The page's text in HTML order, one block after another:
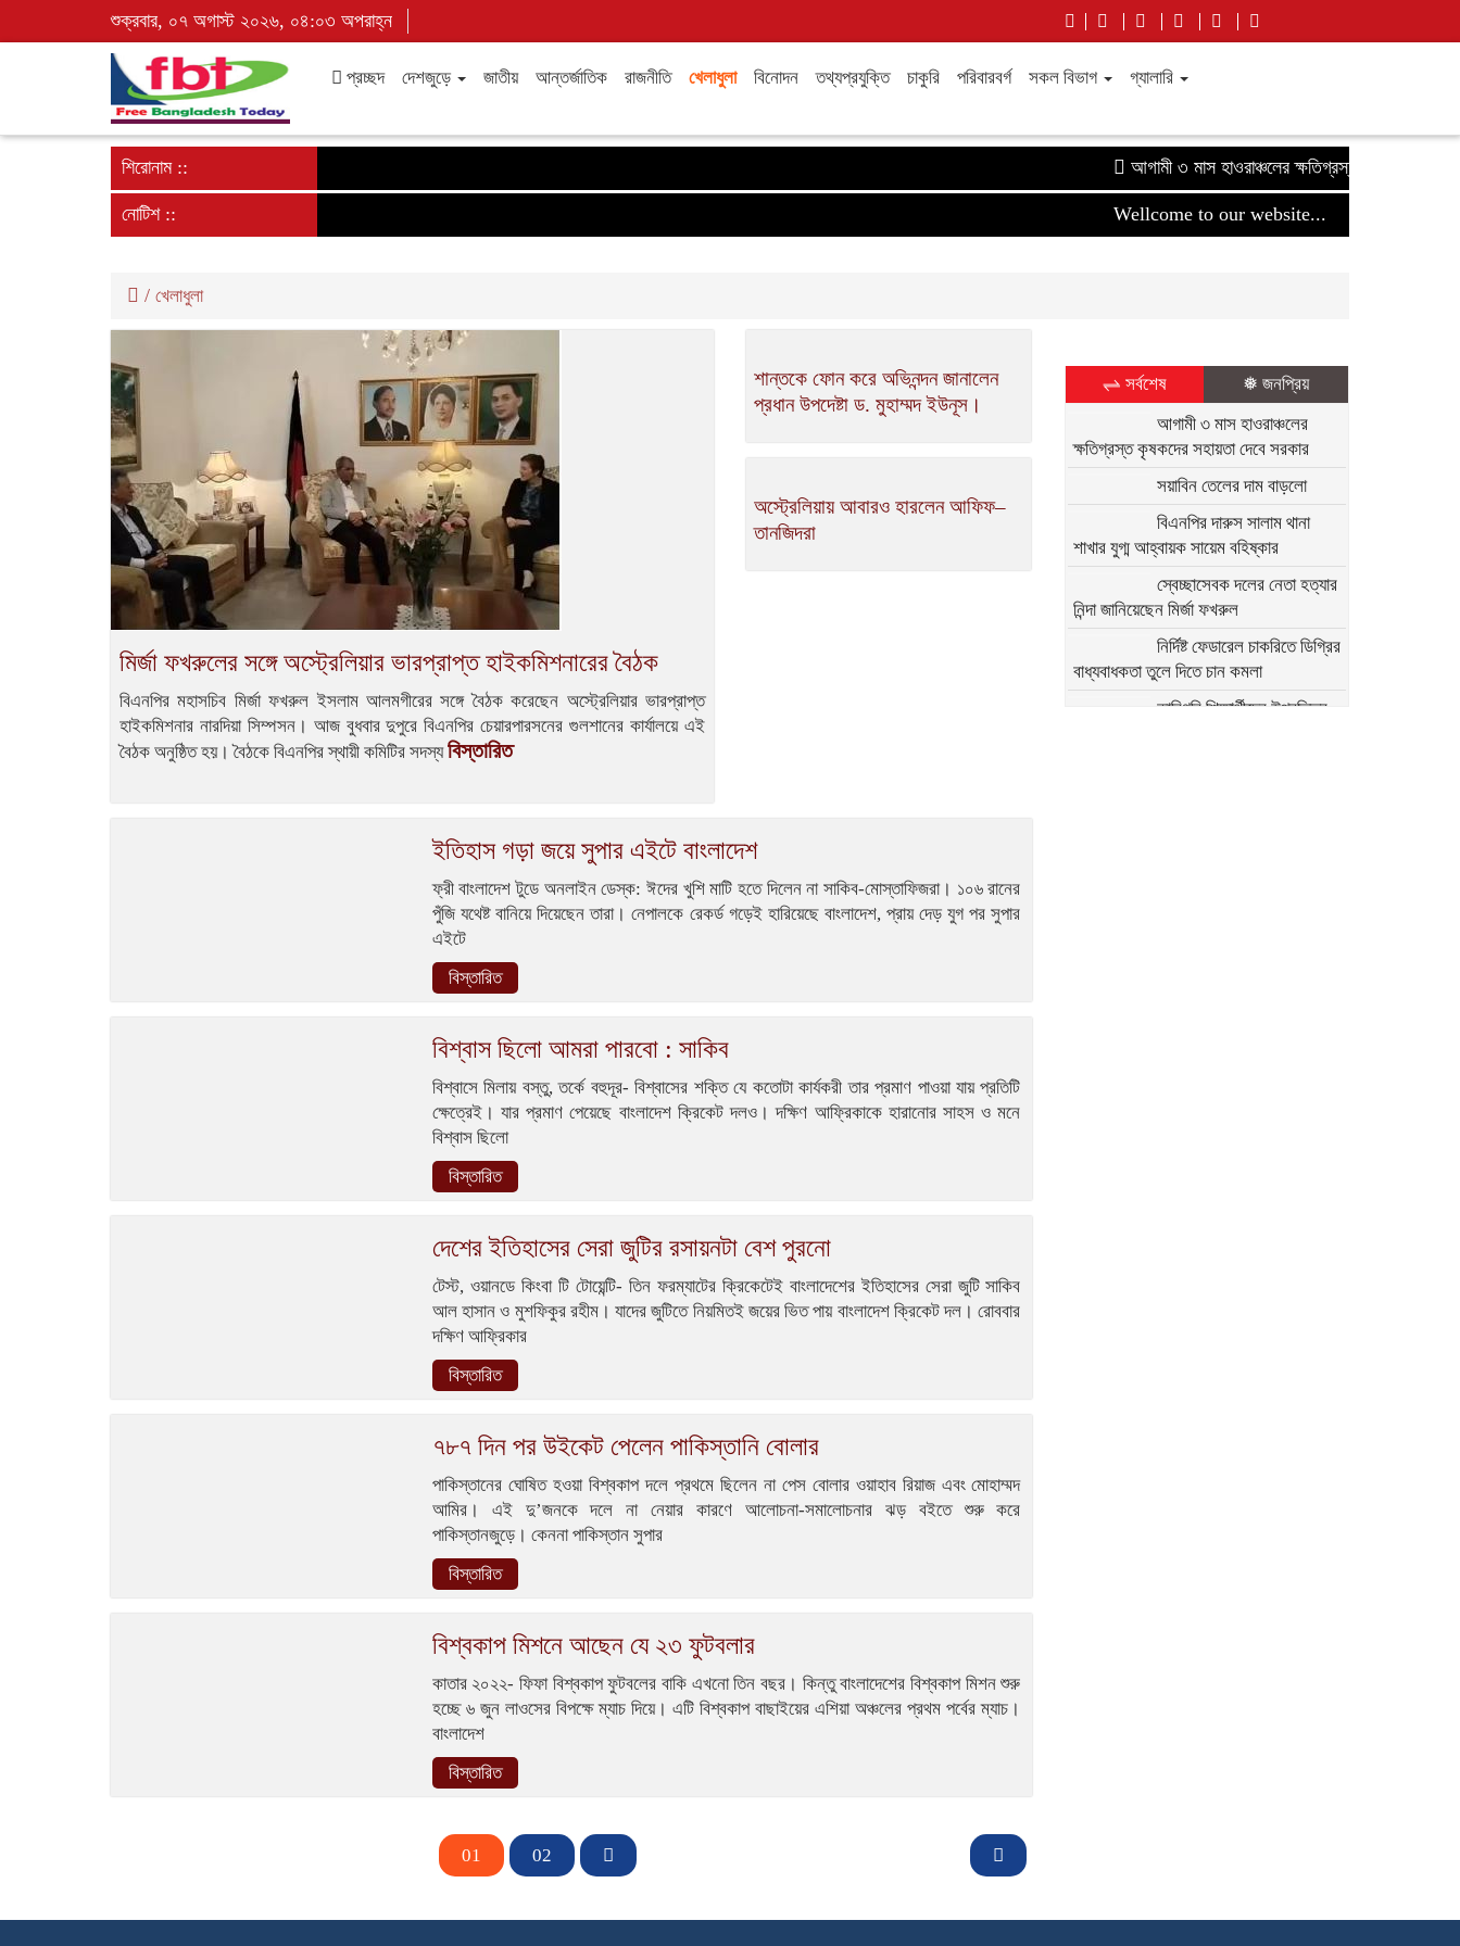
শুক্রবার, ০৭ অগাস্ট ২০২৬, ০৪:০৩ অপরাহ্ন
প্রচ্ছদ দেশজুড়ে জাতীয় আন্তর্জাতিক রাজনীতি খেলাধুলা বিনোদন তথ্যপ্রযুক্তি চাকুরি পরিবারবর্গ সকল বিভাগ গ্যালারি
শিরোনাম :: আগামী ৩ মাস হাওরাঞ্চলের ক্ষতিগ্রস্ত কৃষকদের সহায়তা
নোটিশ :: Wellcome to our website...
/ খেলাধুলা
মির্জা ফখরুলের সঙ্গে অস্ট্রেলিয়ার ভারপ্রাপ্ত হাইকমিশনারের বৈঠক
বিএনপির মহাসচিব মির্জা ফখরুল ইসলাম আলমগীরের সঙ্গে বৈঠক করেছেন অস্ট্রেলিয়ার ভারপ্রাপ্ত
হাইকমিশনার নারদিয়া সিম্পসন। আজ বুধবার দুপুরে বিএনপির চেয়ারপারসনের গুলশানের কার্যালয়ে এই
বৈঠক অনুষ্ঠিত হয়। বৈঠকে বিএনপির স্থায়ী কমিটির সদস্যবিস্তারিত
শান্তকে ফোন করে অভিনন্দন জানালেন
প্রধান উপদেষ্টা ড. মুহাম্মদ ইউনূস।
অস্ট্রেলিয়ায় আবারও হারলেন আফিফ–
তানজিদরা
ইতিহাস গড়া জয়ে সুপার এইটে বাংলাদেশ
ফ্রী বাংলাদেশ টুডে অনলাইন ডেস্ক: ঈদের খুশি মাটি হতে দিলেন না সাকিব-মোস্তাফিজরা। ১০৬ রানের
পুঁজি যথেষ্ট বানিয়ে দিয়েছেন তারা। নেপালকে রেকর্ড গড়েই হারিয়েছে বাংলাদেশ, প্রায় দেড় যুগ পর সুপার
এইটে
বিস্তারিত
বিশ্বাস ছিলো আমরা পারবো : সাকিব
বিশ্বাসে মিলায় বস্তু, তর্কে বহুদূর- বিশ্বাসের শক্তি যে কতোটা কার্যকরী তার প্রমাণ পাওয়া যায় প্রতিটি
ক্ষেত্রেই। যার প্রমাণ পেয়েছে বাংলাদেশ ক্রিকেট দলও। দক্ষিণ আফ্রিকাকে হারানোর সাহস ও মনে
বিশ্বাস ছিলো
বিস্তারিত
দেশের ইতিহাসের সেরা জুটির রসায়নটা বেশ পুরনো
টেস্ট, ওয়ানডে কিংবা টি টোয়েন্টি- তিন ফরম্যাটের ক্রিকেটেই বাংলাদেশের ইতিহাসের সেরা জুটি সাকিব
আল হাসান ও মুশফিকুর রহীম। যাদের জুটিতে নিয়মিতই জয়ের ভিত পায় বাংলাদেশ ক্রিকেট দল। রোববার
দক্ষিণ আফ্রিকার
বিস্তারিত
৭৮৭ দিন পর উইকেট পেলেন পাকিস্তানি বোলার
পাকিস্তানের ঘোষিত হওয়া বিশ্বকাপ দলে প্রথমে ছিলেন না পেস বোলার ওয়াহাব রিয়াজ এবং মোহাম্মদ
আমির। এই দু’জনকে দলে না নেয়ার কারণে আলোচনা-সমালোচনার ঝড় বইতে শুরু করে
পাকিস্তানজুড়ে। কেননা পাকিস্তান সুপার
বিস্তারিত
বিশ্বকাপ মিশনে আছেন যে ২৩ ফুটবলার
কাতার ২০২২- ফিফা বিশ্বকাপ ফুটবলের বাকি এখনো তিন বছর। কিন্তু বাংলাদেশের বিশ্বকাপ মিশন শুরু
হচ্ছে ৬ জুন লাওসের বিপক্ষে ম্যাচ দিয়ে। এটি বিশ্বকাপ বাছাইয়ের এশিয়া অঞ্চলের প্রথম পর্বের ম্যাচ।
বাংলাদেশ
বিস্তারিত
01 02
⇌ সর্বশেষ
❅ জনপ্রিয়
আগামী ৩ মাস হাওরাঞ্চলের
ক্ষতিগ্রস্ত কৃষকদের সহায়তা দেবে সরকার
সয়াবিন তেলের দাম বাড়লো
বিএনপির দারুস সালাম থানা
শাখার যুগ্ম আহ্বায়ক সায়েম বহিষ্কার
স্বেচ্ছাসেবক দলের নেতা হত্যার
নিন্দা জানিয়েছেন মির্জা ফখরুল
নির্দিষ্ট ফেডারেল চাকরিতে ডিগ্রির
বাধ্যবাধকতা তুলে দিতে চান কমলা
কারিগরি শিক্ষার্থীদের উপবৃত্তির